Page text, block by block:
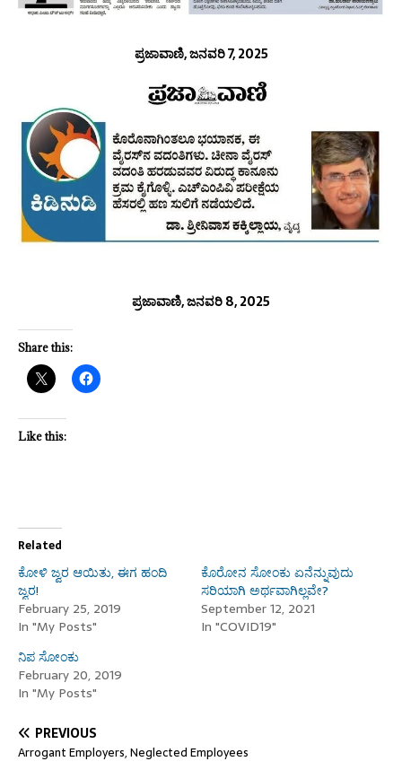
ಪ್ರಜಾವಾಣಿ, ಜನವರಿ 7, 2025
ಪ್ರಜಾವಾಣಿ, ಜನವರಿ 8, 2025
Share this:
Like this:
Related
ಕೋಳಿ ಜ್ವರ ಆಯಿತು, ಈಗ ಹಂದಿ
ಜ್ವರ!
February 25, 2019
In "My Posts"
ಕೊರೋನ ಸೋಂಕು ಏನೆನ್ನುವುದು
ಸರಿಯಾಗಿ ಅರ್ಥವಾಗಿಲ್ಲವೇ?
September 12, 2021
In "COVID19"
ನಿಪ ಸೋಂಕು
February 20, 2019
In "My Posts"
PREVIOUS
Arrogant Employers, Neglected Employees